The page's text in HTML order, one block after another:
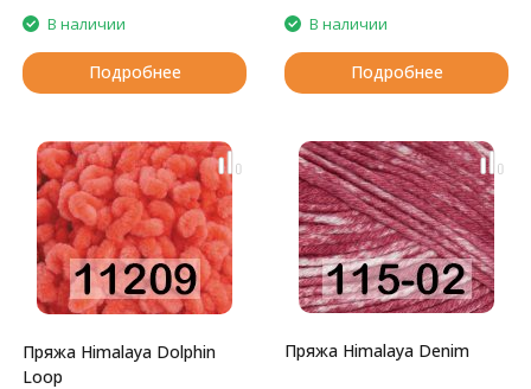
В наличии
Подробнее
В наличии
Подробнее
Пряжа Himalaya Dolphin
Loop
Пряжа Himalaya Denim